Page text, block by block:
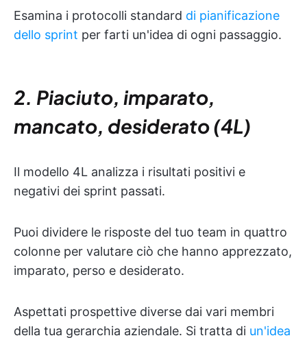
Esamina i protocolli standard di pianificazione
dello sprint per farti un'idea di ogni passaggio.
2. Piaciuto, imparato,
mancato, desiderato (4L)
Il modello 4L analizza i risultati positivi e
negativi dei sprint passati.
Puoi dividere le risposte del tuo team in quattro
colonne per valutare ciò che hanno apprezzato,
imparato, perso e desiderato.
Aspettati prospettive diverse dai vari membri
della tua gerarchia aziendale. Si tratta di un'idea